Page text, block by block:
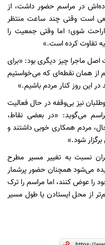
در مراسم حضور داشت، از
است وقتی چند ساعت منتظر
شوی؛ اما وقتی جمعیت را
تفاوت کرده است.»
اصل ماجرا چیز دیگری بود: «برای
از همان نقطه‌ای که می‌خواستیم
در این روز کنار مردم باشیم.»
نیز بی‌وقفه در حال فعالیت
می‌گوید: «در بعضی نقاط،
مردم همکاری خوبی داشتند و
شود.»
نسبت به تغییر مسیر مطرح
می‌شود همچنان حضور پرشمار
را عوض کنند، اما مراسم را ترک
از محل ایستادن یا طول مسیر